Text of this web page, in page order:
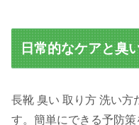
日常的なケアと臭
長靴 臭い 取り方 洗い方
す。簡単にできる予防策